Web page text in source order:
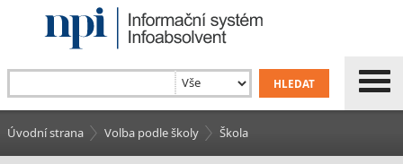
Úvodní strana Volba podle školy Škola